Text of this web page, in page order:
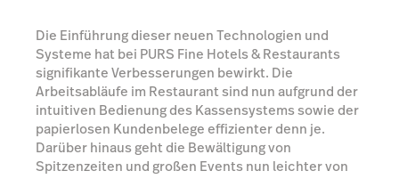
Die Einführung dieser neuen Technologien und
Systeme hat bei PURS Fine Hotels & Restaurants
signifikante Verbesserungen bewirkt. Die
Arbeitsabläufe im Restaurant sind nun aufgrund der
intuitiven Bedienung des Kassensystems sowie der
papierlosen Kundenbelege effizienter denn je.
Darüber hinaus geht die Bewältigung von
Spitzenzeiten und großen Events nun leichter von